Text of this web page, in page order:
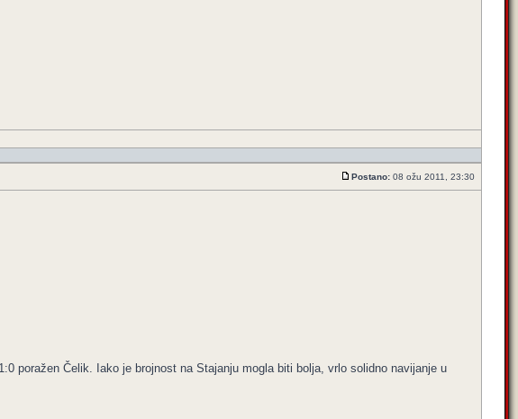
Postano: 08 ožu 2011, 23:30
poražen Čelik. Iako je brojnost na Stajanju mogla biti bolja, vrlo solidno navijanje u